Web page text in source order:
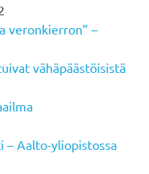
veronkierron” –
vähäpäästöisistä
– Aalto-yliopistossa